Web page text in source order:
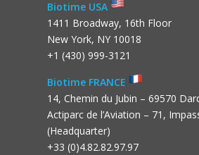
Biotime USA
1411 Broadway, 16th Floor
New York, NY 10018
+1 (430) 999-3121
Biotime FRANCE
14, Chemin du Jubin – 69570
Actiparc de l’Aviation – 71,
(Headquarter)
+33 (0)4.82.82.97.97